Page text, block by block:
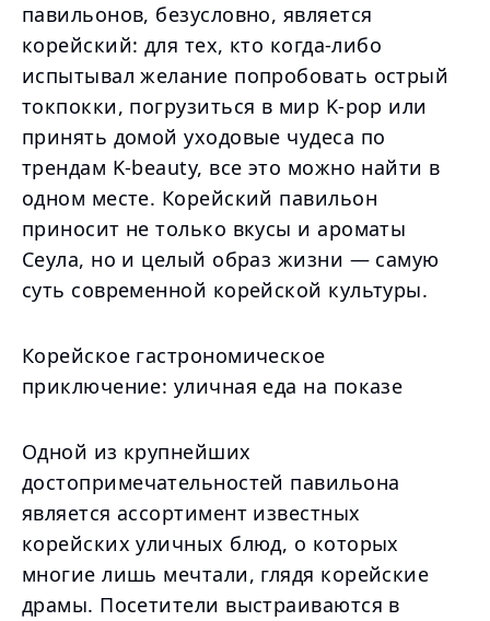
павильонов, безусловно, является
корейский: для тех, кто когда-либо
испытывал желание попробовать острый
токпокки, погрузиться в мир K-pop или
принять домой уходовые чудеса по
трендам K-beauty, все это можно найти в
одном месте. Корейский павильон
приносит не только вкусы и ароматы
Сеула, но и целый образ жизни — самую
суть современной корейской культуры.
Корейское гастрономическое
приключение: уличная еда на показе
Одной из крупнейших
достопримечательностей павильона
является ассортимент известных
корейских уличных блюд, о которых
многие лишь мечтали, глядя корейские
драмы. Посетители выстраиваются в